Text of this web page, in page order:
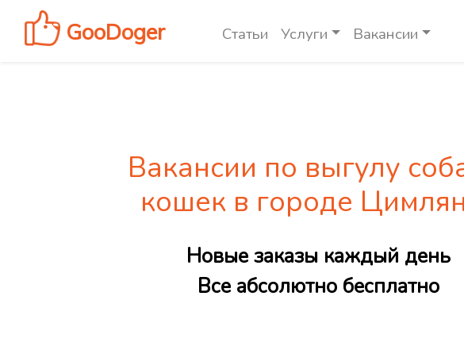
GooDoger Статьи Услуги Вакансии
Вакансии по выгулу
кошек в городе
Новые заказы каждый день
Все абсолютно бесплатно